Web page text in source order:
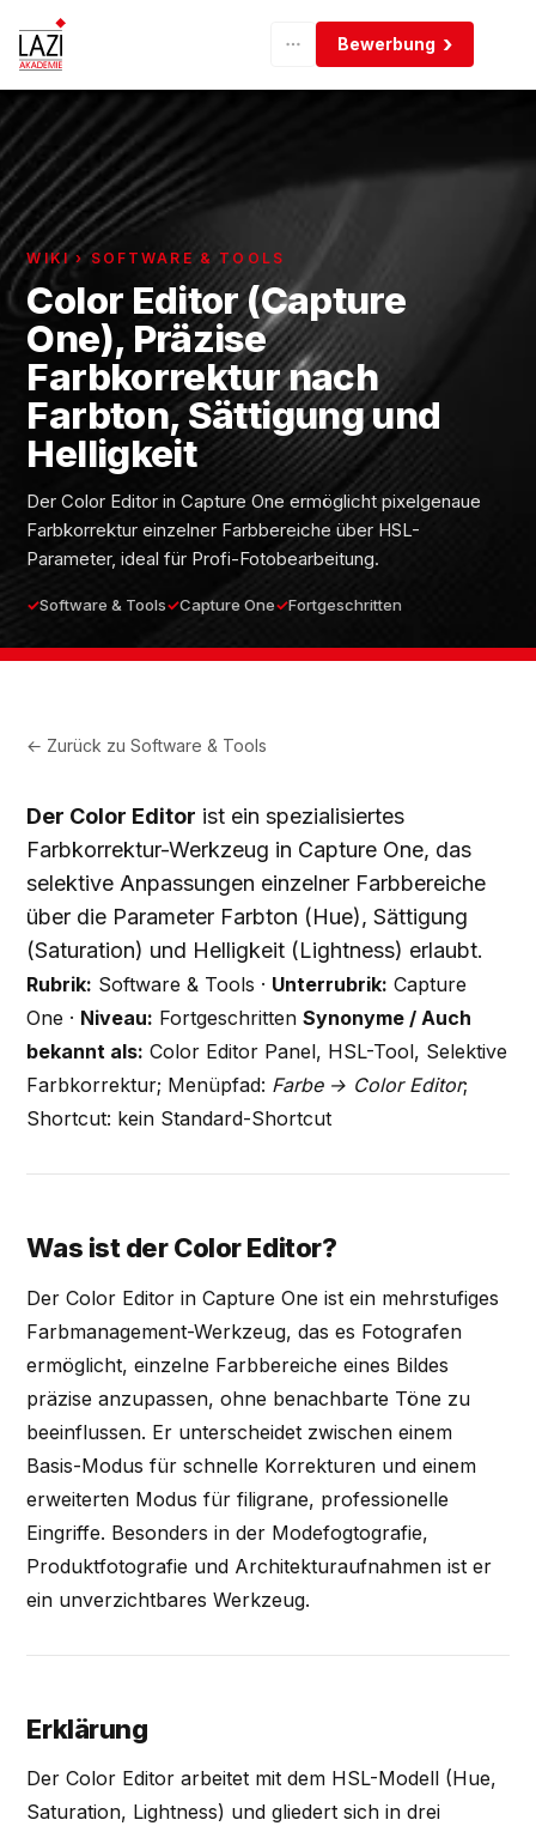
Bewerbung
WIKI › SOFTWARE & TOOLS
Color Editor (Capture
One), Präzise
Farbkorrektur nach
Farbton, Sättigung und
Helligkeit
Der Color Editor in Capture One ermöglicht pixelgenaue
Farbkorrektur einzelner Farbbereiche über HSL-
Parameter, ideal für Profi-Fotobearbeitung.
Software & Tools Capture One Fortgeschritten
← Zurück zuSoftware & Tools
Der Color Editor ist ein spezialisiertes
Farbkorrektur-Werkzeug in Capture One, das
selektive Anpassungen einzelner Farbbereiche
über die Parameter Farbton (Hue), Sättigung
(Saturation) und Helligkeit (Lightness) erlaubt.
Rubrik: Software & Tools · Unterrubrik: Capture
One · Niveau: FortgeschrittenSynonyme / Auch
bekannt als: Color Editor Panel, HSL-Tool, Selektive
Farbkorrektur; Menüpfad: Farbe → Color Editor;
Shortcut: kein Standard-Shortcut
Was ist der Color Editor?
Der Color Editor in Capture One ist ein mehrstufiges
Farbmanagement-Werkzeug, das es Fotografen
ermöglicht, einzelne Farbbereiche eines Bildes
präzise anzupassen, ohne benachbarte Töne zu
beeinflussen. Er unterscheidet zwischen einem
Basis-Modus für schnelle Korrekturen und einem
erweiterten Modus für filigrane, professionelle
Eingriffe. Besonders in der Modefogtografie,
Produktfotografie und Architekturaufnahmen ist er
ein unverzichtbares Werkzeug.
Erklärung
Der Color Editor arbeitet mit dem HSL-Modell (Hue,
Saturation, Lightness) und gliedert sich in drei